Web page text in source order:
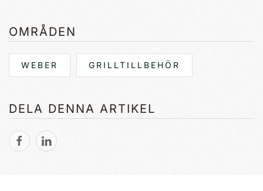
OMRÅDEN
WEBER GRILLTILLBEHÖR
DELA DENNA ARTIKEL